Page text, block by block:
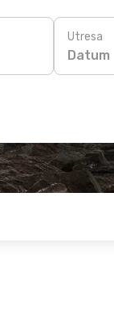
Utresa
Datum